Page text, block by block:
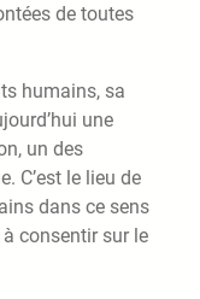
de toutes
humains, sa
une
un des
C’est le lieu de
dans ce sens
consentir sur le